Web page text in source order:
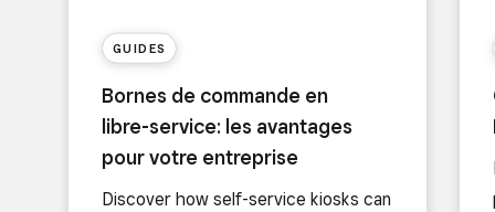
GUIDES
Bornes de commande en
libre-service: les avantages
pour votre entreprise
Discover how self-service kiosks can